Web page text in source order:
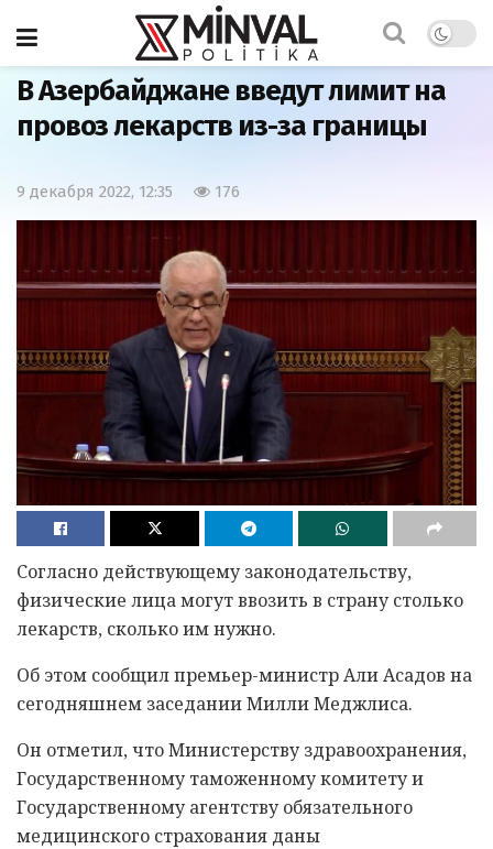
Главная Общество
В Азербайджане введут лимит на
провоз лекарств из-за границы
9 декабря 2022, 12:35 176
Согласно действующему законодательству,
физические лица могут ввозить в страну столько
лекарств, сколько им нужно.
Об этом сообщил премьер-министр Али Асадов на
сегодняшнем заседании Милли Меджлиса.
Он отметил, что Министерству здравоохранения,
Государственному таможенному комитету и
Государственному агентству обязательного
медицинского страхования даны